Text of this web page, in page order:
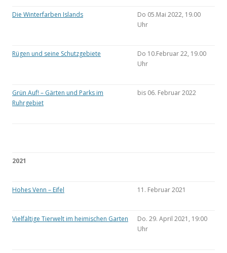
Die Winterfarben Islands
Do 05.Mai 2022, 19.00
Uhr
Rügen und seine Schutzgebiete
Do 10.Februar 22, 19.00
Uhr
Grün Auf! – Gärten und Parks im
Ruhrgebiet
bis 06. Februar 2022
2021
Hohes Venn – Eifel 11. Februar 2021
Vielfältige Tierwelt im heimischen Garten
Do. 29. April 2021, 19:00
Uhr